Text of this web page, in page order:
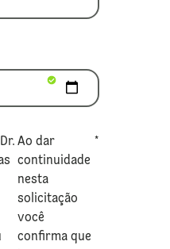
Ao dar
continuidade
nesta
solicitação
você
confirma que
*